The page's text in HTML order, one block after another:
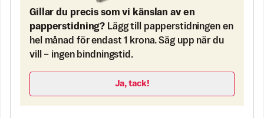
Gillar du precis som vi känslan av en
papperstidning? Lägg till papperstidningen en
hel månad för endast 1 krona. Säg upp när du
vill – ingen bindningstid.
Ja, tack!